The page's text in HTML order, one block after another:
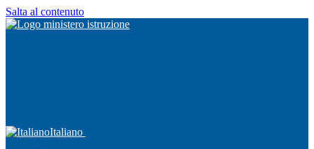
Salta al contenuto
Italiano